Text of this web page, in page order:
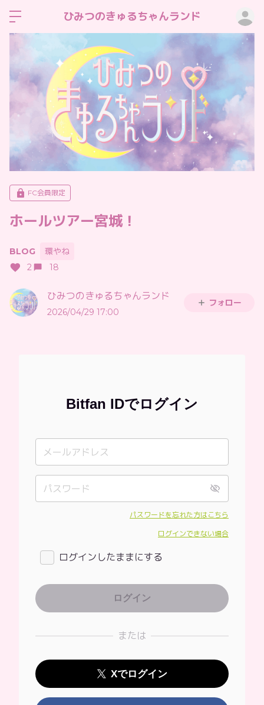
ひみつのきゅるちゃんランド
FC会員限定
ホールツアー宮城！
BLOG
環やね
2
18
ひみつのきゅるちゃんランド
2026/04/29 17:00
フォロー
Bitfan IDでログイン
パスワードを忘れた方はこちら
ログインできない場合
ログインしたままにする
または
Xでログイン